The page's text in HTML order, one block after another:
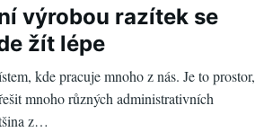
výrobou razítek se
žít lépe
kde pracuje mnoho z nás. Je to prostor,
mnoho různých administrativních
z…